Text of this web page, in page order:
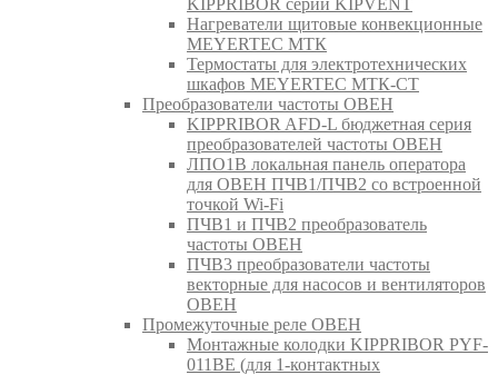
KIPPRIBOR серии KIPVENT
Нагреватели щитовые конвекционные
MEYERTEC МТК
Термостаты для электротехнических
шкафов MEYERTEC МТК-СТ
Преобразователи частоты ОВЕН
KIPPRIBOR AFD-L бюджетная серия
преобразователей частоты ОВЕН
ЛПО1В локальная панель оператора
для ОВЕН ПЧВ1/ПЧВ2 со встроенной
точкой Wi-Fi
ПЧВ1 и ПЧВ2 преобразователь
частоты ОВЕН
ПЧВ3 преобразователи частоты
векторные для насосов и вентиляторов
ОВЕН
Промежуточные реле ОВЕН
Монтажные колодки KIPPRIBOR PYF-
011BE (для 1-контактных